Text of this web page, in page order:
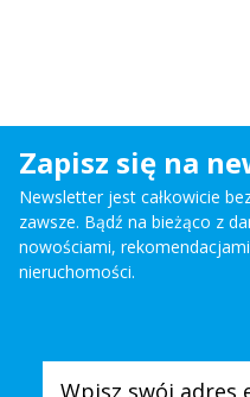
Zapisz się na
Newsletter jest całkowicie
zawsze. Bądź na bieżąco z
nowościami,
nieruchomości.